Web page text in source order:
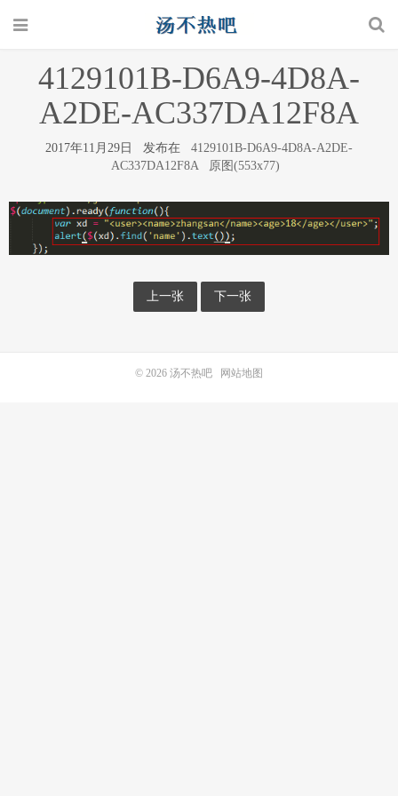
4129101B-D6A9-4D8A-
A2DE-AC337DA12F8A
2017年11月29日 发布在 4129101B-D6A9-4D8A-A2DE-
AC337DA12F8A
原图(553x77)
上一张 下一张
© 2026 汤不热吧 网站地图